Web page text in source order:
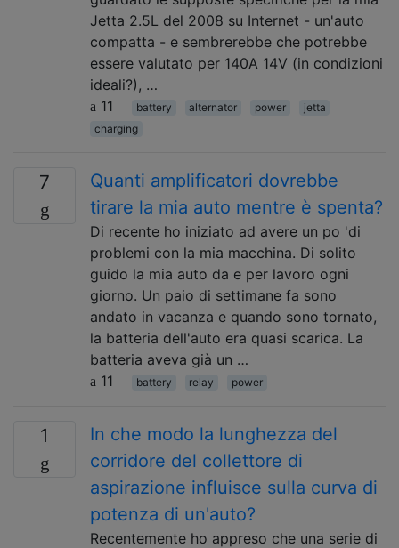
Jetta 2.5L del 2008 su Internet - un'auto
compatta - e sembrerebbe che potrebbe
essere valutato per 140A 14V (in condizioni
ideali?), …
11
battery alternator power
jetta
charging
7
Quanti amplificatori dovrebbe
tirare la mia auto mentre è spenta?
Di recente ho iniziato ad avere un po 'di
problemi con la mia macchina. Di solito
guido la mia auto da e per lavoro ogni
giorno. Un paio di settimane fa sono
andato in vacanza e quando sono tornato,
la batteria dell'auto era quasi scarica. La
batteria aveva già un …
11
battery relay power
1
In che modo la lunghezza del
corridore del collettore di
aspirazione influisce sulla curva di
potenza di un'auto?
Recentemente ho appreso che una serie di